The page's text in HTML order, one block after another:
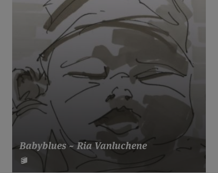
Babyblues ~ Ria Vanluchene